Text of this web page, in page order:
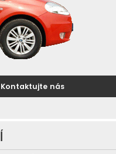
Kontaktujte nás